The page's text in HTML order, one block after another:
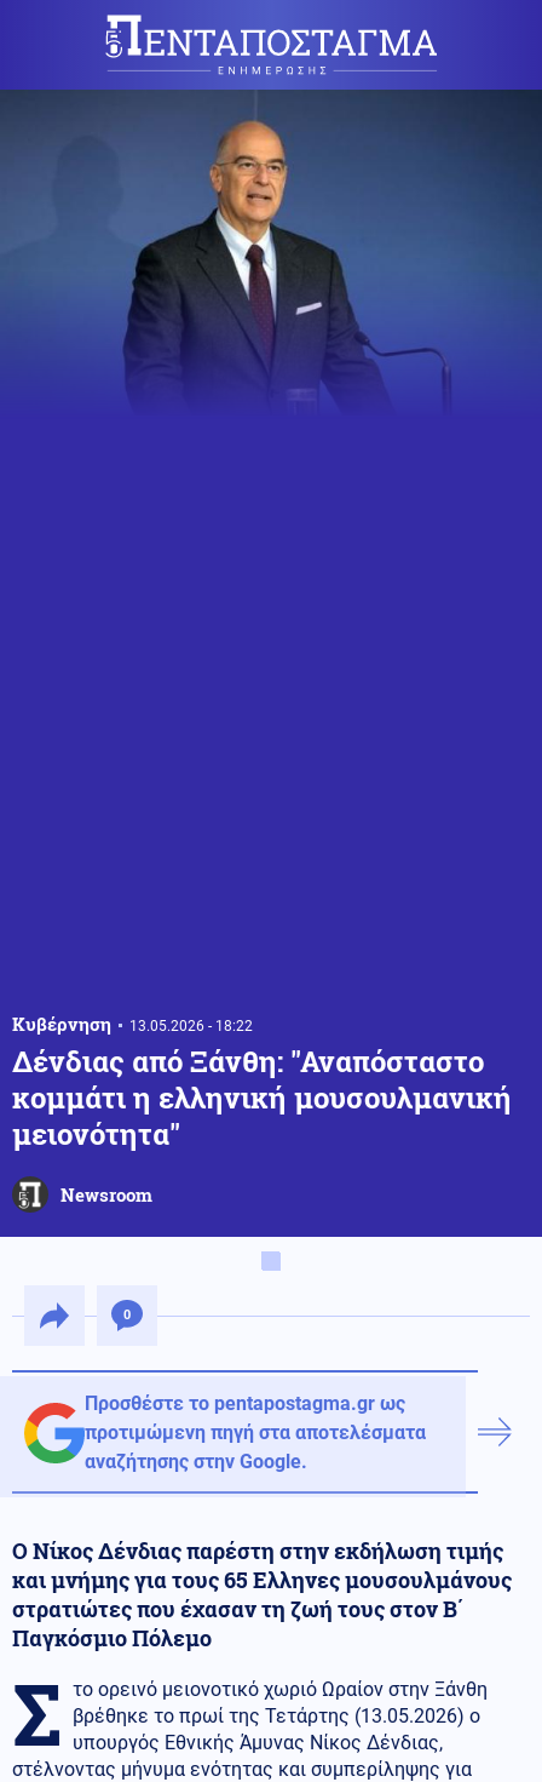
Κυβέρνηση 13.05.2026 - 18:22
Δένδιας από Ξάνθη: "Αναπόσταστο
κομμάτι η ελληνική μουσουλμανική
μειονότητα"
Newsroom
0
Προσθέστε το pentapostagma.gr ως
προτιμώμενη πηγή στα αποτελέσματα
αναζήτησης στην Google.
Ο Νίκος Δένδιας παρέστη στην εκδήλωση τιμής
και μνήμης για τους 65 Ελληνες μουσουλμάνους
στρατιώτες που έχασαν τη ζωή τους στον Β΄
Παγκόσμιο Πόλεμο
Σ το ορεινό μειονοτικό χωριό Ωραίον στην Ξάνθη
βρέθηκε το πρωί της Τετάρτης (13.05.2026) ο
υπουργός Εθνικής Άμυνας Νίκος Δένδιας,
στέλνοντας μήνυμα ενότητας και συμπερίληψης για